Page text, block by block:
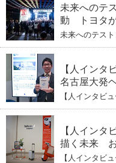
挑むヘルスケ
未来へのテ
動 トヨタ
未来へのテス
が描く都市と
【人インタ
名古屋大発
社長・瀧
【人インタビ
ヘルスケアシ
【人インタ
描く未来 お
式会社
【人インタビ